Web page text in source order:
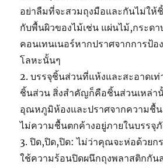
อย่าลืมที่จะสวมถุงมือและกันไม่ให้
กับพื้นผิวของไม้เช่น แผ่นไม้,กระด
คอนเทนเนอร์หากปราศจากการป้
โลหะนั้นๆ
2. บรรจุชิ้นส่วนที่แห้งและสะอาดเท่
ชิ้นส่วน สิ่งสำคัญก็คือชิ้นส่วนเหล่า
อุณหภูมิห้องและปราศจากความชื้
ไม่ความชื้นตกค้างอยู่ภายในบรรจุ
3. ปิด,ปิด,ปิด: ไม่ว่าคุณจะห่อด้วยก
ใช้ความร้อนปิดผนึกถุงพลาสติกกั